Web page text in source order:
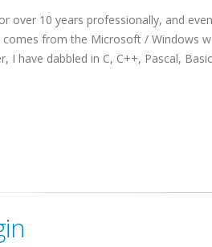
over 10 years professionally, and
comes from the Microsoft / Windows
I have dabbled in C, C++, Pascal,